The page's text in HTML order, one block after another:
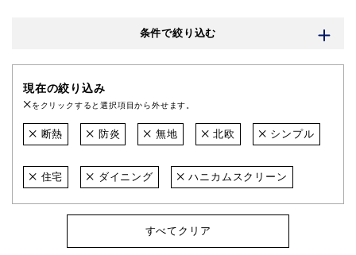
条件で絞り込む
現在の絞り込み
をクリックすると選択項目から外せます。
断熱 防炎 無地 北欧 シンプル
住宅 ダイニング ハニカムスクリーン
すべてクリア